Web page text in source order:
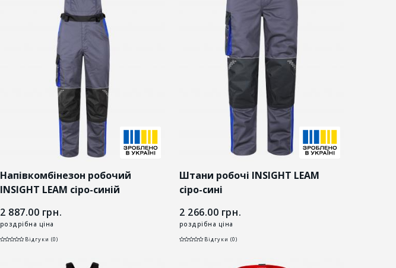
Напівкомбінезон робочий
INSIGHT LEAM сіро-синій
2 887.00 грн.
роздрібна ціна
Відгуки (0)
Штани робочі INSIGHT LEAM
сіро-сині
2 266.00 грн.
роздрібна ціна
Відгуки (0)